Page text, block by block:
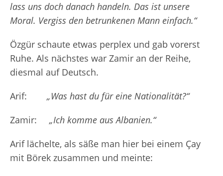
lass uns doch danach handeln. Das ist unsere
Moral. Vergiss den betrunkenen Mann einfach.“
Özgür schaute etwas perplex und gab vorerst
Ruhe. Als nächstes war Zamir an der Reihe,
diesmal auf Deutsch.
Arif: „Was hast du für eine Nationalität?“
Zamir: „Ich komme aus Albanien.“
Arif lächelte, als säße man hier bei einem Çay
mit Börek zusammen und meinte: